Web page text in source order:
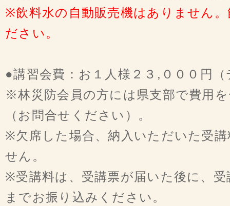
※飲料水の自動販売機はありません
ださい。
●講習会費：お１人様２３,０００円
※林災防会員の方には県支部で費用
（お問合せください）。
※欠席した場合、納入いただいた受
せん。
※受講料は、受講票が届いた後に、
までお振り込みください。